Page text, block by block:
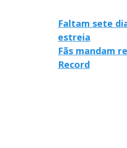
Faltam sete
estreia
Fãs mandam
Record